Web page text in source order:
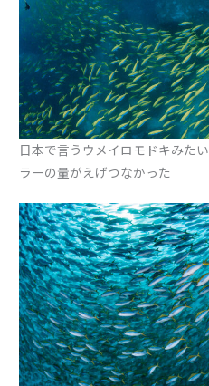
日本で言うウメイロモドキみた
ラーの量がえげつなかった